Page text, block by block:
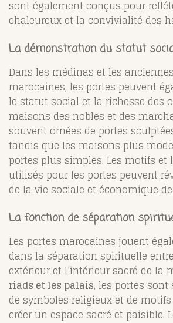
sont également conçus pour
chaleureux et la convivialité des
La démonstration du statut
Dans les médinas et les
marocaines, les portes peuvent
le statut social et la richesse des
maisons des nobles et des
souvent ornées de portes
tandis que les maisons plus
portes plus simples. Les motifs et
utilisés pour les portes peuvent
de la vie sociale et économique
La fonction de séparation
Les portes marocaines jouent
dans la séparation spirituelle
extérieur et l’intérieur sacré de la
riads et les palais, les portes sont
de symboles religieux et de
créer un espace sacré et paisible.